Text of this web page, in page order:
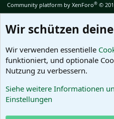
Community platform by XenForo® ©
Wir schützen
Wir verwenden essentielle
funktioniert, und optionale
Nutzung zu verbessern.
Siehe weitere Informationen
Einstellungen